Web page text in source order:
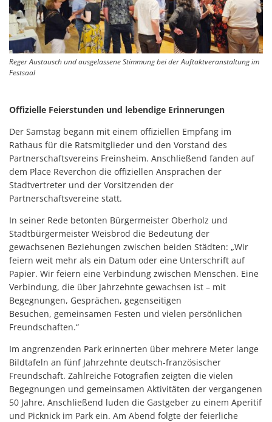
Reger Austausch und ausgelassene Stimmung bei der Auftaktveranstaltung im
Festsaal
Offizielle Feierstunden und lebendige Erinnerungen
Der Samstag begann mit einem offiziellen Empfang im
Rathaus für die Ratsmitglieder und den Vorstand des
Partnerschaftsvereins Freinsheim. Anschließend fanden auf
dem Place Reverchon die offiziellen Ansprachen der
Stadtvertreter und der Vorsitzenden der
Partnerschaftsvereine statt.
In seiner Rede betonten Bürgermeister Oberholz und
Stadtbürgermeister Weisbrod die Bedeutung der
gewachsenen Beziehungen zwischen beiden Städten: „Wir
feiern weit mehr als ein Datum oder eine Unterschrift auf
Papier. Wir feiern eine Verbindung zwischen Menschen. Eine
Verbindung, die über Jahrzehnte gewachsen ist – mit
Begegnungen, Gesprächen, gegenseitigen
Besuchen, gemeinsamen Festen und vielen persönlichen
Freundschaften.“
Im angrenzenden Park erinnerten über mehrere Meter lange
Bildtafeln an fünf Jahrzehnte deutsch-französischer
Freundschaft. Zahlreiche Fotografien zeigten die vielen
Begegnungen und gemeinsamen Aktivitäten der vergangenen
50 Jahre. Anschließend luden die Gastgeber zu einem Aperitif
und Picknick im Park ein. Am Abend folgte der feierliche